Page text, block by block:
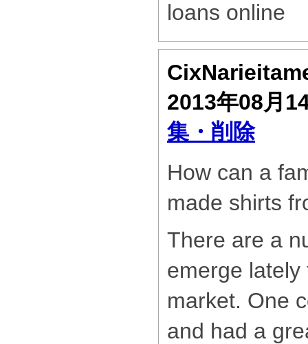
loans online
2013年08月
集・削除
How can a
made shirts
There are a
emerge
market. One
and had a